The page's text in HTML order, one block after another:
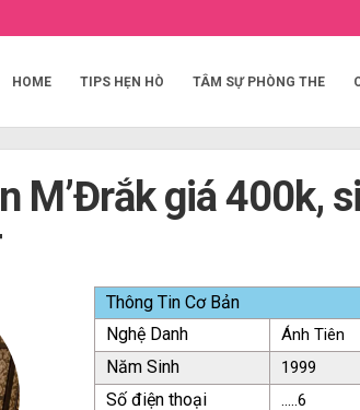
HOME TIPS HẸN HÒ TÂM SỰ PHÒNG THE
M’Đrắk giá 400k,
Thông Tin Cơ Bản
Nghệ Danh
Ánh Tiên
Năm Sinh 1999
Số điện thoại .....6